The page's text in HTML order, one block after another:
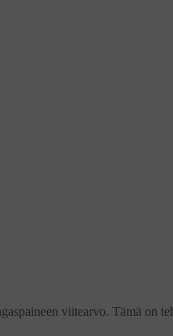
viitearvo. Tämä on